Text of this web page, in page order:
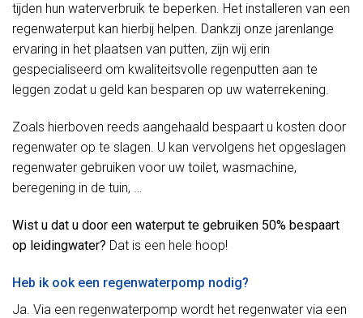
tijden hun waterverbruik te beperken. Het installeren van een
regenwaterput kan hierbij helpen. Dankzij onze jarenlange
ervaring in het plaatsen van putten, zijn wij erin
gespecialiseerd om kwaliteitsvolle regenputten aan te
leggen zodat u geld kan besparen op uw waterrekening.
Zoals hierboven reeds aangehaald bespaart u kosten door
regenwater op te slagen. U kan vervolgens het opgeslagen
regenwater gebruiken voor uw toilet, wasmachine,
beregening in de tuin, …
Wist u dat u door een waterput te gebruiken 50% bespaart
op leidingwater? Dat is een hele hoop!
Heb ik ook een regenwaterpomp nodig?
Ja. Via een regenwaterpomp wordt het regenwater via een